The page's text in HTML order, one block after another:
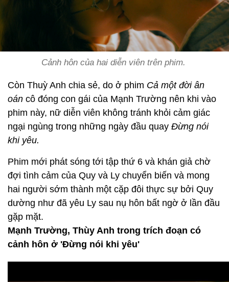
Cảnh hôn của hai diễn viên trên phim.
Còn Thuỳ Anh chia sẻ, do ở phim Cả một đời ân
oán cô đóng con gái của Mạnh Trường nên khi vào
phim này, nữ diễn viên không tránh khỏi cảm giác
ngại ngùng trong những ngày đầu quay Đừng nói
khi yêu.
Phim mới phát sóng tới tập thứ 6 và khán giả chờ
đợi tình cảm của Quy và Ly chuyển biến và mong
hai người sớm thành một cặp đôi thực sự bởi Quy
dường như đã yêu Ly sau nụ hôn bất ngờ ở lần đầu
gặp mặt.
Mạnh Trường, Thùy Anh trong trích đoạn có
cảnh hôn ở 'Đừng nói khi yêu'